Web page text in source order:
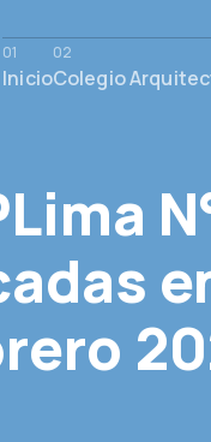
InicioColegio